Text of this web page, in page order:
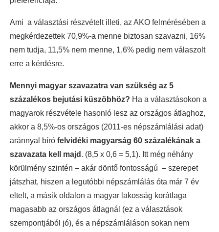
Ami a választási részvételt illeti, az AKO felmérésében a
megkérdezettek 70,9%-a menne biztosan szavazni, 16%
nem tudja, 11,5% nem menne, 1,6% pedig nem válaszolt
erre a kérdésre.
Mennyi magyar szavazatra van szükség az 5
százalékos bejutási küszöbhöz? Ha a választásokon a
magyarok részvétele hasonló lesz az országos átlaghoz,
akkor a 8,5%-os országos (2011-es népszámlálási adat)
aránnyal bíró felvidéki magyarság 60 százalékának a
szavazata kell majd . (8,5 x 0,6 = 5,1). Itt még néhány
körülmény szintén – akár döntő fontosságú – szerepet
játszhat, hiszen a legutóbbi népszámlálás óta már 7 év
eltelt, a másik oldalon a magyar lakosság korátlaga
magasabb az országos átlagnál (ez a választások
szempontjából jó), és a népszámláláson sokan nem